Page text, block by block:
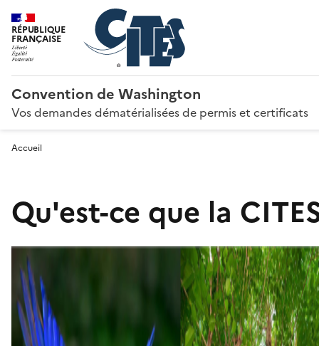
RÉPUBLIQUE
FRANÇAISE
Convention de Washington
Vos demandes dématérialisées de permis et certificats
Accueil
Qu'est-ce que la